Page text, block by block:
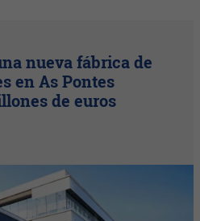
nueva fábrica de
en As Pontes
de euros